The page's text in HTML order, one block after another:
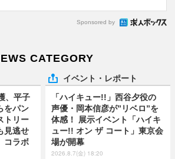
Sponsored by
CATEGORY
、平子
をパン
トリー
見逃せ
コラボ
イベント・レポート
「ハイキュー!!」西谷夕役の
声優・岡本信彦が”リベロ”を
体感！ 展示イベント「ハイキ
ュー!! オン ザ コート」東京会
場が開幕
2026.8.7(金) 18:20